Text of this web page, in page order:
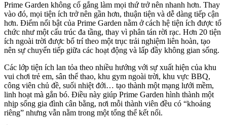
Prime Garden không cố gắng làm mọi thứ trở nên nhanh hơn. Thay
vào đó, mọi tiện ích trở nên gần hơn, thuận tiện và dễ dàng tiếp cận
hơn. Điểm nổi bật của Prime Garden nằm ở cách hệ tiện ích được tổ
chức như một cấu trúc đa tầng, thay vì phân tán rời rạc. Hơn 20 tiện
ích ngoài trời được bố trí theo một trục trải nghiệm liên hoàn, tạo
nên sự chuyển tiếp giữa các hoạt động và lấp đầy không gian sống.
Các lớp tiện ích lan tỏa theo nhiều hướng với sự xuất hiện của khu
vui chơi trẻ em, sân thể thao, khu gym ngoài trời, khu vực BBQ,
công viên chủ đề, suối nhiệt đới… tạo thành một mạng lưới mềm,
linh hoạt mà gắn bó. Điều này giúp Prime Garden hình thành một
nhịp sống gia đình cân bằng, nơi mỗi thành viên đều có “khoảng
riêng” nhưng vẫn nằm trong một tổng thể kết nối.